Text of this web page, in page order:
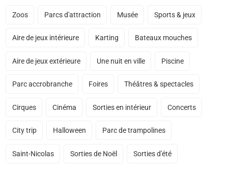
Zoos Parcs d'attraction Musée Sports & jeux
Aire de jeux intérieure Karting Bateaux mouches
Aire de jeux extérieure Une nuit en ville Piscine
Parc accrobranche Foires Théâtres & spectacles
Cirques Cinéma Sorties en intérieur Concerts
City trip Halloween Parc de trampolines
Saint-Nicolas Sorties de Noël Sorties d'été